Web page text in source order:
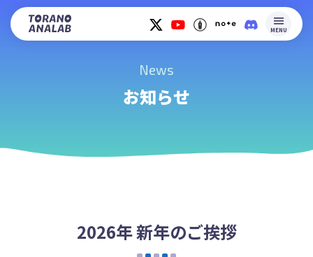
MENU
News
お知らせ
2026年 新年のご挨拶